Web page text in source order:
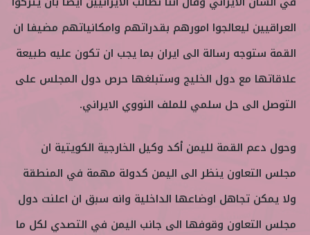
العراقيين ليعالجوا امورهم بقدراتهم وامكانياتهم مضيفا ان
القمة ستوجه رسالة الى ايران بما يجب ان تكون عليه طبيعة
علاقاتها مع دول الخليج وستبلغها حرص دول المجلس على
التوصل الى حل سلمي للملف النووي الايراني.
وحول دعم القمة لليمن أكد وكيل الخارجية الكويتية ان
مجلس التعاون ينظر الى اليمن كدولة مهمة في المنطقة
ولا يمكن تجاهل اوضاعها الداخلية وانه سبق ان اعلنت دول
مجلس التعاون وقوفها الى جانب اليمن في التصدي لكل ما